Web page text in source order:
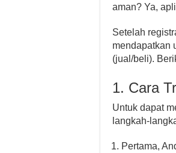
aman? Ya,
Setelah
mendapatkan
(jual/beli).
1. Cara
Untuk dapat
langkah-
Pertama,